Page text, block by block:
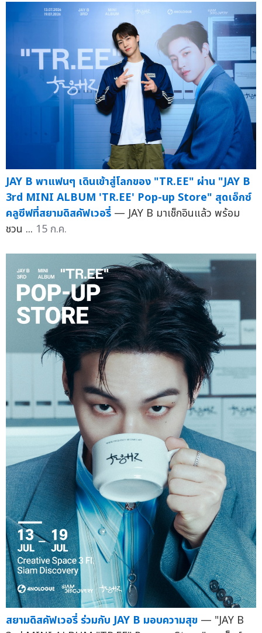
JAY B พาแฟนๆ เดินเข้าสู่โลกของ "TR.EE" ผ่าน "JAY B
3rd MINI ALBUM 'TR.EE' Pop-up Store" สุดเอ็กซ์
คลูซีฟที่สยามดิสคัฟเวอรี่ — JAY B มาเช็กอินแล้ว พร้อม
ชวน ... 15 ก.ค.
สยามดิสคัฟเวอรี่ ร่วมกับ JAY B มอบความสุข — "JAY B